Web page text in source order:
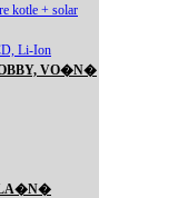
kotle + solar
Li-Ion
VO�N�